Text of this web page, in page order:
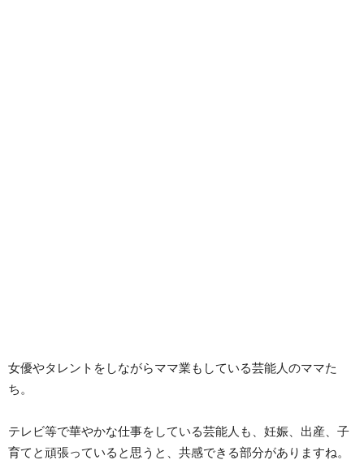
女優やタレントをしながらママ業もしている芸能人のママた
ち。
テレビ等で華やかな仕事をしている芸能人も、妊娠、出産、子
育てと頑張っていると思うと、共感できる部分がありますね。